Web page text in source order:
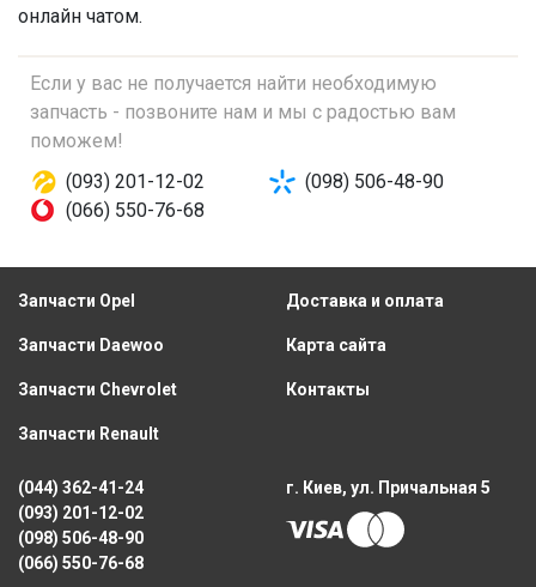
онлайн чатом.
Если у вас не получается найти необходимую
запчасть - позвоните нам и мы с радостью вам
поможем!
(093) 201-12-02
(098) 506-48-90
(066) 550-76-68
Запчасти Opel
Запчасти Daewoo
Запчасти Chevrolet
Запчасти Renault
Доставка и оплата
Карта сайта
Контакты
(044) 362-41-24
(093) 201-12-02
(098) 506-48-90
(066) 550-76-68
г. Киев, ул. Причальная 5